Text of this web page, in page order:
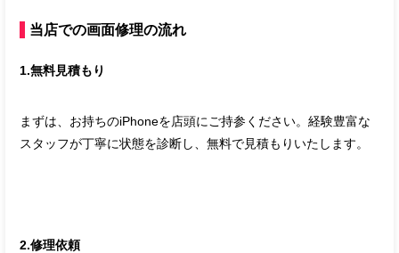
当店での画面修理の流れ
1.無料見積もり
まずは、お持ちのiPhoneを店頭にご持参ください。経験豊富な
スタッフが丁寧に状態を診断し、無料で見積もりいたします。
2.修理依頼